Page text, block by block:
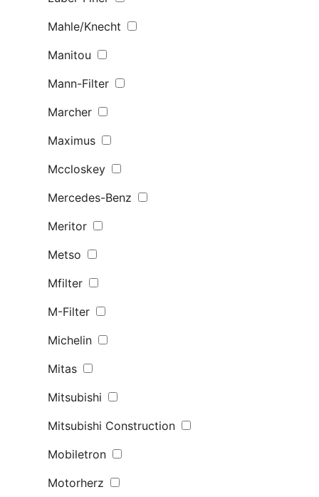
Mahle/Knecht
Manitou
Mann-Filter
Marcher
Maximus
Mccloskey
Mercedes-Benz
Meritor
Metso
Mfilter
M-Filter
Michelin
Mitas
Mitsubishi
Mitsubishi Construction
Mobiletron
Motorherz